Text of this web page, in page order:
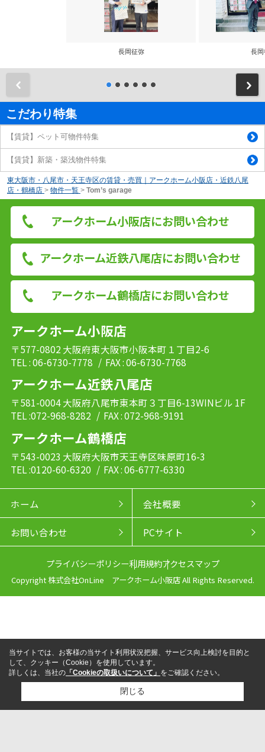
長岡征弥 長岡
こだわり特集
【賃貸】ペット可物件特集
【賃貸】新築・築浅物件特集
東大阪市・八尾市・天王寺区の賃貸・売買｜アークホーム小阪店・近鉄八尾
店・鶴橋店 > 物件一覧 > Tom’s garage
アークホーム小阪店にお問い合わせ
アークホーム近鉄八尾店にお問い合わせ
アークホーム鶴橋店にお問い合わせ
アークホーム小阪店
〒577-0802 大阪府東大阪市小阪本町１丁目2-6
TEL : 06-6730-7778 / FAX : 06-6730-7768
アークホーム近鉄八尾店
〒581-0004 大阪府八尾市東本町３丁目6-13WINビル 1F
TEL :072-968-8282 / FAX : 072-968-9191
アークホーム鶴橋店
〒543-0023 大阪府大阪市天王寺区味原町16-3
TEL :0120-60-6320 / FAX : 06-6777-6330
ホーム 会社概要
お問い合わせ PCサイト
プライバシーポリシー利用規約アクセスマップ
Copyright 株式会社OnLine アークホーム小阪店 All Rights Reserved.
LINEからお問い合わせ
当サイトでは、お客様の当サイト利用状況把握、サービス向上検討を目的と
して、クッキー（Cookie）を使用しています。
詳しくは、当社の 「Cookieの取扱いについて」 をご確認ください。
閉じる